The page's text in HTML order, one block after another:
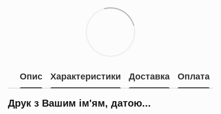
Опис Характеристики Доставка Оплата
Друк з Вашим ім'ям, датою...